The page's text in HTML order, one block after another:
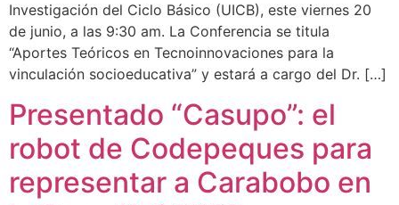
Investigación del Ciclo Básico (UICB), este viernes 20
de junio, a las 9:30 am. La Conferencia se titula
“Aportes Teóricos en Tecnoinnovaciones para la
vinculación socioeducativa” y estará a cargo del Dr. […]
Presentado “Casupo”: el
robot de Codepeques para
representar a Carabobo en